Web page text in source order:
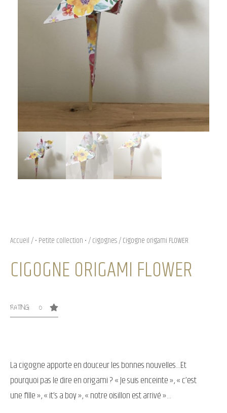
Accueil/• Petite collection •/cigognes/ Cigogne origami FLOWER
CIGOGNE ORIGAMI FLOWER
RATING: 0
La cigogne apporte en douceur les bonnes nouvelles…Et
pourquoi pas le dire en origami ? « Je suis enceinte », « c’est
une fille », « it’s a boy », « notre oisillon est arrivé »…